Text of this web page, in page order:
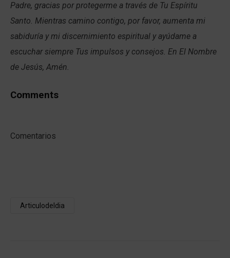
Padre, gracias por protegerme a través de Tu Espíritu
Santo. Mientras camino contigo, por favor, aumenta mi
sabiduría y mi discernimiento espiritual y ayúdame a
escuchar siempre Tus impulsos y consejos. En El Nombre
de Jesús, Amén.
Comments
Comentarios
Articulodeldia